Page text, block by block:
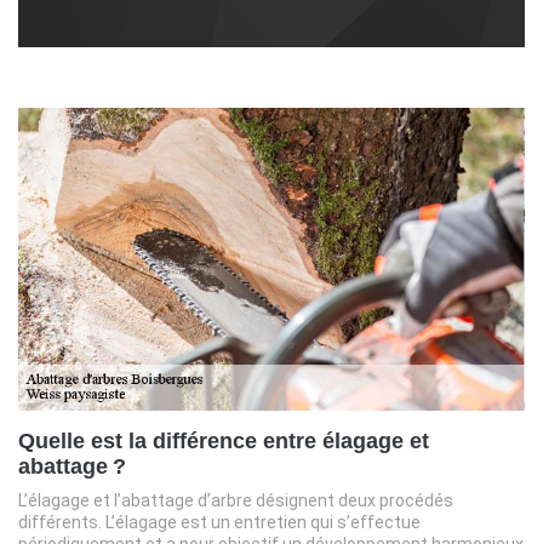
Quelle est la différence entre élagage et
abattage ?
L’élagage et l’abattage d’arbre désignent deux procédés
différents. L’élagage est un entretien qui s’effectue